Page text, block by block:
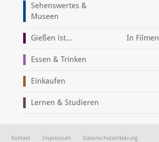
Sehenswertes &
Museen
Gießen ist... In Filmen
Essen & Trinken
Einkaufen
Lernen & Studieren
Kontakt Impressum Datenschutzerklärung